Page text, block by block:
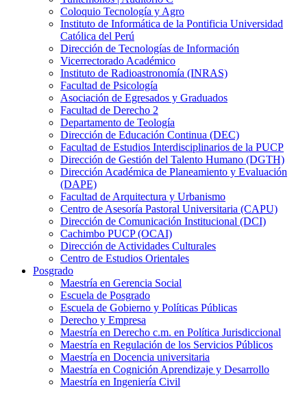
Coloquio Tecnología y Agro
Instituto de Informática de la Pontificia Universidad
Católica del Perú
Dirección de Tecnologías de Información
Vicerrectorado Académico
Instituto de Radioastronomía (INRAS)
Facultad de Psicología
Asociación de Egresados y Graduados
Facultad de Derecho 2
Departamento de Teología
Dirección de Educación Continua (DEC)
Facultad de Estudios Interdisciplinarios de la PUCP
Dirección de Gestión del Talento Humano (DGTH)
Dirección Académica de Planeamiento y Evaluación
(DAPE)
Facultad de Arquitectura y Urbanismo
Centro de Asesoría Pastoral Universitaria (CAPU)
Dirección de Comunicación Institucional (DCI)
Cachimbo PUCP (OCAI)
Dirección de Actividades Culturales
Centro de Estudios Orientales
Posgrado
Maestría en Gerencia Social
Escuela de Posgrado
Escuela de Gobierno y Políticas Públicas
Derecho y Empresa
Maestría en Derecho c.m. en Política Jurisdiccional
Maestría en Regulación de los Servicios Públicos
Maestría en Docencia universitaria
Maestría en Cognición Aprendizaje y Desarrollo
Maestría en Ingeniería Civil